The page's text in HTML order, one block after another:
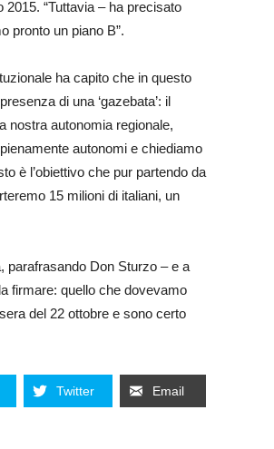
“Tuttavia – ha precisato
pronto un piano B”.
ha capito che in questo
di una ‘gazebata’: il
nostra autonomia regionale,
autonomi e chiediamo
è l’obiettivo che pur partendo da
15 milioni di italiani, un
parafrasando Don Sturzo – e a
firmare: quello che dovevamo
del 22 ottobre e sono certo
Twitter Email